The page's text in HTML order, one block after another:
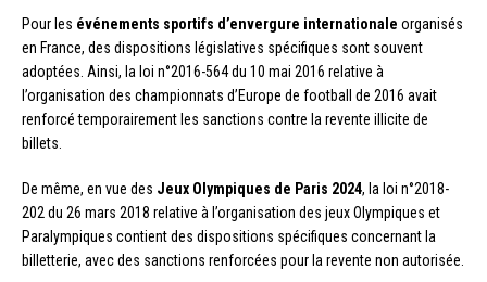
Pour les événements sportifs d’envergure internationale organisés
en France, des dispositions législatives spécifiques sont souvent
adoptées. Ainsi, la loi n°2016-564 du 10 mai 2016 relative à
l’organisation des championnats d’Europe de football de 2016 avait
renforcé temporairement les sanctions contre la revente illicite de
billets.
De même, en vue des Jeux Olympiques de Paris 2024, la loi n°2018-
202 du 26 mars 2018 relative à l’organisation des jeux Olympiques et
Paralympiques contient des dispositions spécifiques concernant la
billetterie, avec des sanctions renforcées pour la revente non autorisée.